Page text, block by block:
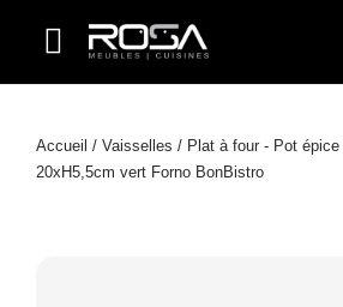
Accueil / Vaisselles / Plat à four - Pot épice
20xH5,5cm vert Forno BonBistro